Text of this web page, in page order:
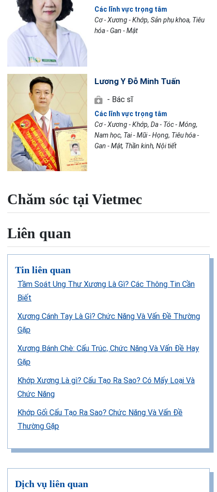
Các lĩnh vực trọng tâm
Cơ - Xương - Khớp, Sản phụ khoa, Tiêu
hóa - Gan - Mật
Lương Y Đỗ Minh Tuấn
- Bác sĩ
Các lĩnh vực trọng tâm
Cơ - Xương - Khớp, Da - Tóc - Móng,
Nam học, Tai - Mũi - Họng, Tiêu hóa -
Gan - Mật, Thần kinh, Nội tiết
Chăm sóc tại Vietmec
Liên quan
Tin liên quan
Tầm Soát Ung Thư Xương Là Gì? Các Thông Tin Cần
Biết
Xương Cánh Tay Là Gì? Chức Năng Và Vấn Đề Thường
Gặp
Xương Bánh Chè: Cấu Trúc, Chức Năng Và Vấn Đề Hay
Gặp
Khớp Xương Là gì? Cấu Tạo Ra Sao? Có Mấy Loại Và
Chức Năng
Khớp Gối Cấu Tạo Ra Sao? Chức Năng Và Vấn Đề
Thường Gặp
Dịch vụ liên quan